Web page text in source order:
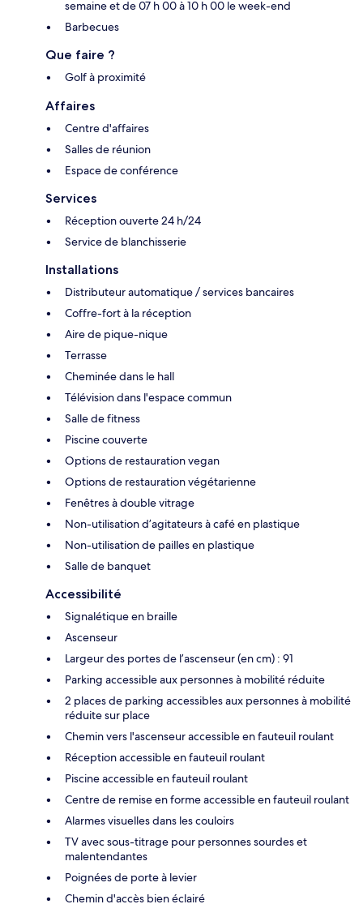
semaine et de 07 h 00 à 10 h 00 le week-end
Barbecues
Que faire ?
Golf à proximité
Affaires
Centre d'affaires
Salles de réunion
Espace de conférence
Services
Réception ouverte 24 h/24
Service de blanchisserie
Installations
Distributeur automatique / services bancaires
Coffre-fort à la réception
Aire de pique-nique
Terrasse
Cheminée dans le hall
Télévision dans l'espace commun
Salle de fitness
Piscine couverte
Options de restauration vegan
Options de restauration végétarienne
Fenêtres à double vitrage
Non-utilisation d’agitateurs à café en plastique
Non-utilisation de pailles en plastique
Salle de banquet
Accessibilité
Signalétique en braille
Ascenseur
Largeur des portes de l’ascenseur (en cm) : 91
Parking accessible aux personnes à mobilité réduite
2 places de parking accessibles aux personnes à mobilité
réduite sur place
Chemin vers l'ascenseur accessible en fauteuil roulant
Réception accessible en fauteuil roulant
Piscine accessible en fauteuil roulant
Centre de remise en forme accessible en fauteuil roulant
Alarmes visuelles dans les couloirs
TV avec sous-titrage pour personnes sourdes et
malentendantes
Poignées de porte à levier
Chemin d'accès bien éclairé